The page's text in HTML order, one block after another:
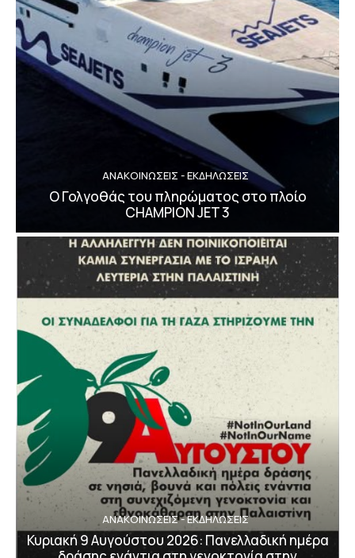
ΑΝΑΚΟΙΝΩΣΕΙΣ - ΕΚΔΗΛΩΣΕΙΣ
Ο Γολγοθάς του πληρώματος στο πλοίο
CHAMPION JET 3
ΑΝΑΚΟΙΝΩΣΕΙΣ - ΕΚΔΗΛΩΣΕΙΣ
Κυριακή 9 Αυγούστου 2026: Πανελλαδική ημέρα